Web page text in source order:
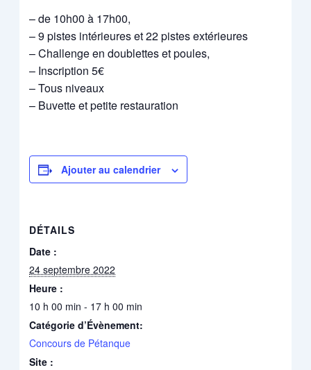
– de 10h00 à 17h00,
– 9 pistes intérieures et 22 pistes extérieures
– Challenge en doublettes et poules,
– Inscription 5€
– Tous niveaux
– Buvette et petite restauration
Ajouter au calendrier
DÉTAILS
Date :
24 septembre 2022
Heure :
10 h 00 min - 17 h 00 min
Catégorie d’Évènement:
Concours de Pétanque
Site :